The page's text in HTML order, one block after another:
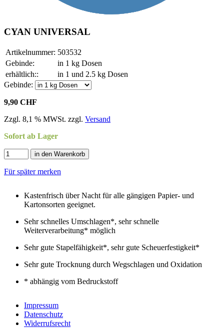
CYAN UNIVERSAL
Artikelnummer: 503532
Gebinde:
in 1 kg Dosen
erhältlich::
in 1 und 2.5 kg Dosen
Gebinde:
9,90 CHF
Zzgl. 8,1 % MWSt. zzgl. Versand
Sofort ab Lager
in den Warenkorb
Für später merken
Kastenfrisch über Nacht für alle gängigen Papier- und
Kartonsorten geeignet.
Sehr schnelles Umschlagen*, sehr schnelle
Weiterverarbeitung* möglich
Sehr gute Stapelfähigkeit*, sehr gute Scheuerfestigkeit*
Sehr gute Trocknung durch Wegschlagen und Oxidation
* abhängig vom Bedruckstoff
Impressum
Datenschutz
Widerrufsrecht